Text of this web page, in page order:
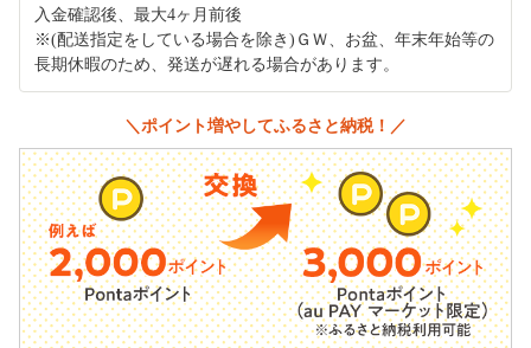
入金確認後、最大4ヶ月前後
※(配送指定をしている場合を除き)ＧＷ、お盆、年末年始等の
長期休暇のため、発送が遅れる場合があります。
＼ポイント増やしてふるさと納税！／